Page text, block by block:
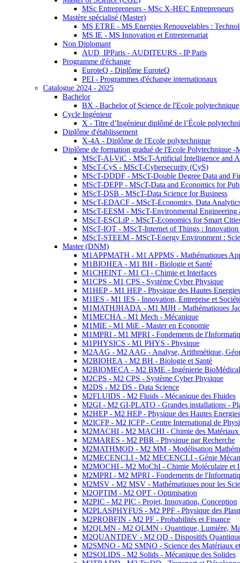
MSc Entrepreneurs - MSc X-HEC Entrepreneurs
Mastère spécialisé (Master)
MS ETRE - MS Energies Renouvelables :
MS IE - MS Innovation et Entreprenariat
Non Diplomant
AUD_IPParis - AUDITEURS - IP Paris
Programme d'échange
EuroteQ - Diplôme EuroteQ
PEI - Programmes d'échange internationaux
Catalogue 2024 - 2025
Bachelor
BX - Bachelor of Science de l'Ecole polytechnique
Cycle Ingénieur
X - Titre d’Ingénieur diplômé de l’École
Diplôme d'établissement
X-4A - Diplôme de l'Ecole polytechnique
Diplôme de formation gradué de l'Ecole Polytechnique -
MScT-AI-ViC - MScT-Artificial Intelligence and
MScT-CyS - MScT-Cybersecurity (CyS)
MScT-DDDF - MScT-Double Degree Data and
MScT-DEPP - MScT-Data and Economics for
MScT-DSB - MScT-Data Science for Business
MScT-EDACF - MScT-Economics, Data
MScT-EESM - MScT-Environmental Engineering
MScT-ESCLiP - MScT-Economics for Smart
MScT-IOT - MScT-Internet of Things :
MScT-STEEM - MScT-Energy Environment :
Master (DNM)
M1APPMATH - M1 APPMS - Mathématiques
M1BIOHEA - M1 BH - Biologie et Santé
M1CHEINT - M1 CI - Chimie et Interfaces
M1CPS - M1 CPS - Système Cyber Physique
M1HEP - M1 HEP - Physique des Hautes Energies
M1IES - M1 IES - Innovation, Entreprise et
M1MATHJHADA - M1 MJH - Mathématiques
M1MECHA - M1 Mech - Mécanique
M1MIE - M1 MiE - Master en Economie
M1MPRI - M1 MPRI - Fondements de
M1PHYSICS - M1 PHYS - Physique
M2AAG - M2 AAG - Analyse, Arithmétique,
M2BIOHEA - M2 BH - Biologie et Santé
M2BIOMECA - M2 BME - Ingénierie
M2CPS - M2 CPS - Système Cyber Physique
M2DS - M2 DS - Data Science
M2FLUIDS - M2 Fluids - Mécanique des Fluides
M2GI - M2 GI-PLATO - Grandes installations -
M2HEP - M2 HEP - Physique des Hautes Energies
M2ICFP - M2 ICFP - Centre International de
M2MACHI - M2 MACHI - Chimie des Matériaux
M2MARES - M2 PBR - Physique par Recherche
M2MATHMOD - M2 MM - Modélisation
M2MECENCLI - M2 MECENCLI - Génie
M2MOCHI - M2 MoChI - Chimie Moléculaire et
M2MPRI - M2 MPRI - Fondements de
M2MSV - M2 MSV - Mathématiques pour les
M2OPTIM - M2 OPT - Optimisation
M2PIC - M2 PIC - Projet, Innovation, Conception
M2PLASPHYFUS - M2 PPF - Physique des
M2PROBFIN - M2 PF - Probabilités et Finance
M2QLMN - M2 QLMN - Quantique, Lumière,
M2QUANTDEV - M2 QD - Dispositifs
M2SMNO - M2 SMNO - Science des Matériaux
M2SOLIDS - M2 Solids - Mécanique des Solides